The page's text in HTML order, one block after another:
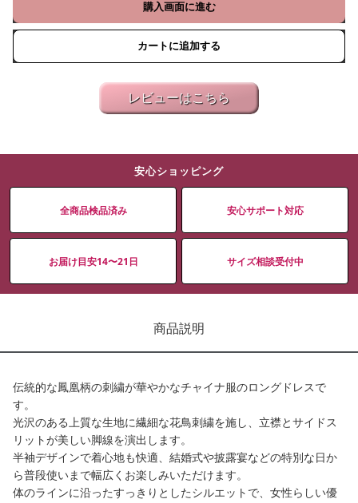
購入画面に進む
カートに追加する
レビューはこちら
安心ショッピング
全商品検品済み 安心サポート対応
お届け目安14〜21日 サイズ相談受付中
商品説明
伝統的な鳳凰柄の刺繍が華やかなチャイナ服のロングドレスで
す。
光沢のある上質な生地に繊細な花鳥刺繍を施し、立襟とサイドス
リットが美しい脚線を演出します。
半袖デザインで着心地も快適、結婚式や披露宴などの特別な日か
ら普段使いまで幅広くお楽しみいただけます。
体のラインに沿ったすっきりとしたシルエットで、女性らしい優